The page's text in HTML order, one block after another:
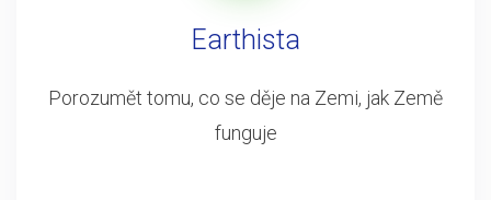
Earthista
Porozumět tomu, co se děje na Zemi, jak Země
funguje